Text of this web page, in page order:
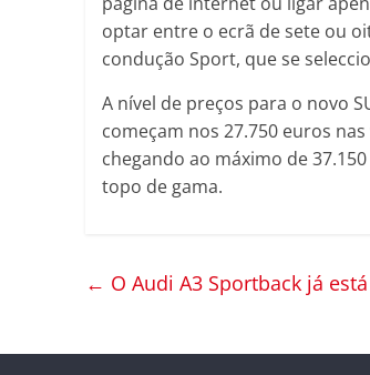
optar entre o ecrã de sete ou
condução Sport, que se
A nível de preços para o novo
começam nos 27.750 euros
chegando ao máximo de
topo de gama.
← O Audi A3 Sportback já